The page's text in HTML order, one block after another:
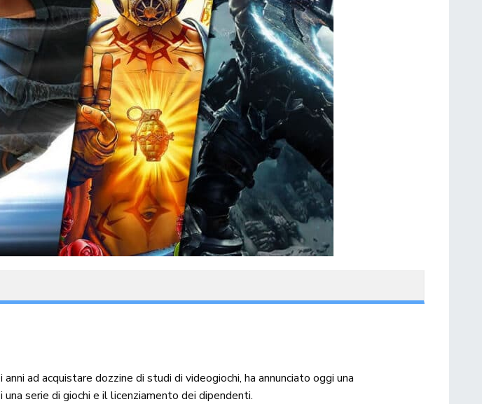
ad acquistare dozzine di studi di videogiochi, ha annunciato oggi una
serie di giochi e il licenziamento dei dipendenti.